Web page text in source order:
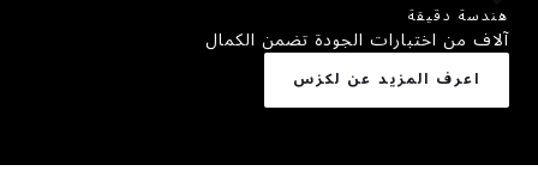
هندسة دقيقة
آلاف من اختبارات الجودة تضمن الكمال
اعرف المزيد عن لكزس